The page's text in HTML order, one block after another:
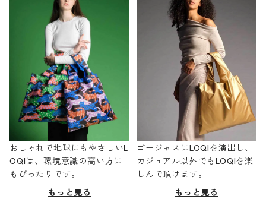
おしゃれで地球にもやさしいL
OQIは、環境意識の高い方に
もぴったりです。
もっと見る
ゴージャスにLOQIを演出し、
カジュアル以外でもLOQIを楽
しんで頂けます。
もっと見る